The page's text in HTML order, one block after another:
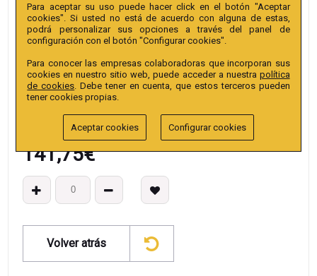
Referencia:242701
Colección:Punta XZN Hex. conductor 10mm extra
EAN13:
141,75€
Volver atrás
Para aceptar su uso puede hacer click en el botón "Aceptar
cookies". Si usted no está de acuerdo con alguna de estas,
podrá personalizar sus opciones a través del panel de
configuración con el botón "Configurar cookies".
Para conocer las empresas colaboradoras que incorporan sus
cookies en nuestro sitio web, puede acceder a nuestra política
de cookies . Debe tener en cuenta, que estos terceros pueden
tener cookies propias.
Aceptar cookies Configurar cookies